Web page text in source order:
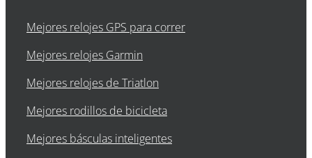
Mejores relojes GPS para correr
Mejores relojes Garmin
Mejores relojes de Triatlon
Mejores rodillos de bicicleta
Mejores básculas inteligentes